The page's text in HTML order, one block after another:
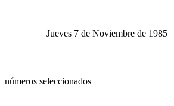
Jueves 7 de Noviembre de 1985
números seleccionados